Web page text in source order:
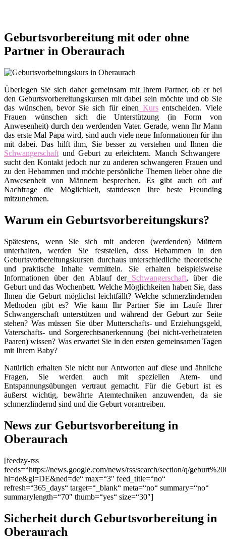
Geburtsvorbereitung mit oder ohne
Partner in Oberaurach
Überlegen Sie sich daher gemeinsam mit Ihrem Partner, ob er bei
den Geburtsvorbereitungskursen mit dabei sein möchte und ob Sie
das wünschen, bevor Sie sich für einen Kursentscheiden. Viele
Frauen wünschen sich die Unterstützung (in Form von
Anwesenheit) durch den werdenden Vater. Gerade, wenn Ihr Mann
das erste Mal Papa wird, sind auch viele neue Informationen für ihn
mit dabei. Das hilft ihm, Sie besser zu verstehen und Ihnen die
Schwangerschaft und Geburt zu erleichtern. Manch Schwangere
sucht den Kontakt jedoch nur zu anderen schwangeren Frauen und
zu den Hebammen und möchte persönliche Themen lieber ohne die
Anwesenheit von Männern besprechen. Es gibt auch oft auf
Nachfrage die Möglichkeit, stattdessen Ihre beste Freunding
mitzunehmen.
Warum ein Geburtsvorbereitungskurs?
Spätestens, wenn Sie sich mit anderen (werdenden) Müttern
unterhalten, werden Sie feststellen, dass Hebammen in den
Geburtsvorbereitungskursen durchaus unterschiedliche theoretische
und praktische Inhalte vermitteln. Sie erhalten beispielsweise
Informationen über den Ablauf derSchwangerschaft, über die
Geburt und das Wochenbett. Welche Möglichkeiten haben Sie, dass
Ihnen die Geburt möglichst leichtfällt? Welche schmerzlindernden
Methoden gibt es? Wie kann Ihr Partner Sie im Laufe Ihrer
Schwangerschaft unterstützen und während der Geburt zur Seite
stehen? Was müssen Sie über Mutterschafts- und Erziehungsgeld,
Vaterschafts- und Sorgerechtsanerkennung (bei nicht-verheirateten
Paaren) wissen? Was erwartet Sie in den ersten gemeinsamen Tagen
mit Ihrem Baby?
Natürlich erhalten Sie nicht nur Antworten auf diese und ähnliche
Fragen, Sie werden auch mit speziellen Atem- und
Entspannungsübungen vertraut gemacht. Für die Geburt ist es
äußerst wichtig, bewährte Atemtechniken anzuwenden, da sie
schmerzlindernd sind und die Geburt vorantreiben.
News zur Geburtsvorbereitung in
Oberaurach
[feedzy-rss
feeds=“https://news.google.com/news/rss/search/section/q/
hl=de&gl=DE&ned=de“ max=“3″ feed_title=“no“
refresh=“365_days“ target=“_blank“ meta=“no“ summary=“no“
summarylength=“70″ thumb=“yes“ size=“30″]
Sicherheit durch Geburtsvorbereitung in
Oberaurach